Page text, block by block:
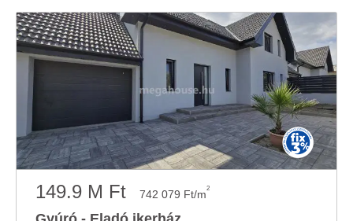
149.9 M Ft 742 079 Ft/m2